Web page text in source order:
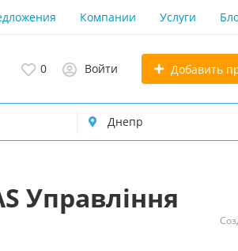
Компании Услуги
0 Войти Добавить
Управління